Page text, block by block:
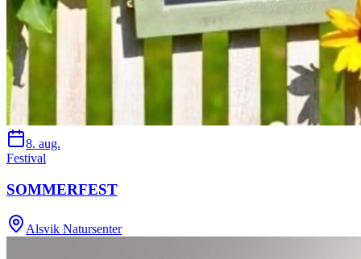
8. aug.
Festival
SOMMERFEST
Alsvik Natursenter